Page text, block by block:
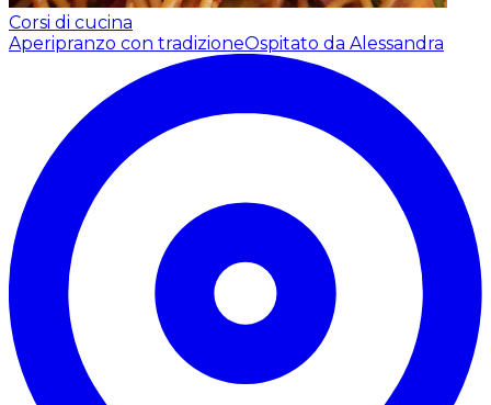
Corsi di cucina
Aperipranzo con tradizioneOspitato da Alessandra